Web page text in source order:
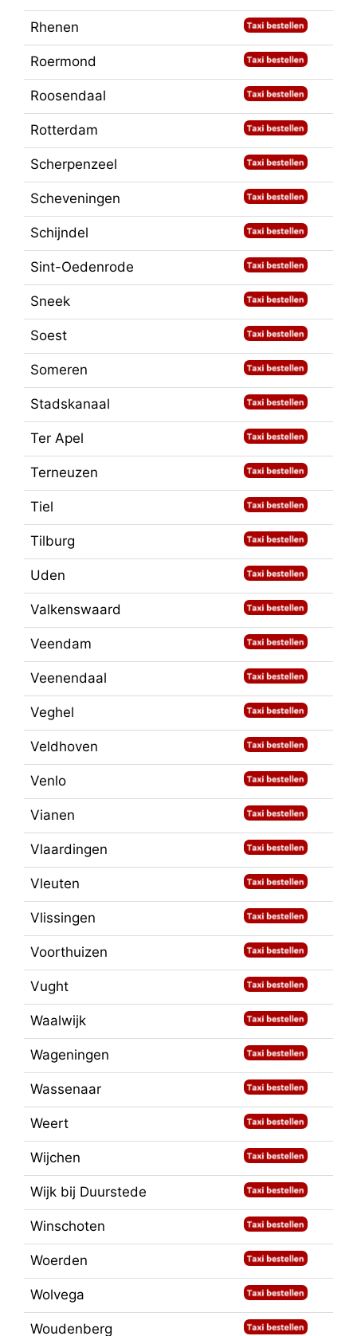
Rhenen
Roermond
Roosendaal
Rotterdam
Scherpenzeel
Scheveningen
Schijndel
Sint-Oedenrode
Sneek
Soest
Someren
Stadskanaal
Ter Apel
Terneuzen
Tiel
Tilburg
Uden
Valkenswaard
Veendam
Veenendaal
Veghel
Veldhoven
Venlo
Vianen
Vlaardingen
Vleuten
Vlissingen
Voorthuizen
Vught
Waalwijk
Wageningen
Wassenaar
Weert
Wijchen
Wijk bij Duurstede
Winschoten
Woerden
Wolvega
Woudenberg